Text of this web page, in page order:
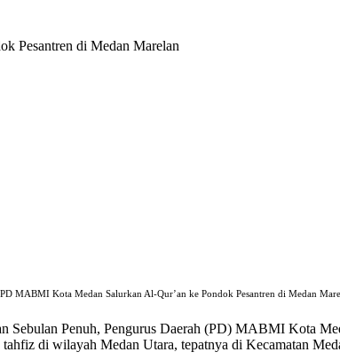
Pesantren di Medan Marelan
MABMI Kota Medan Salurkan Al-Qur’an ke Pondok Pesantren di Medan
Sebulan Penuh, Pengurus Daerah (PD) MABMI Kota
di wilayah Medan Utara, tepatnya di Kecamatan